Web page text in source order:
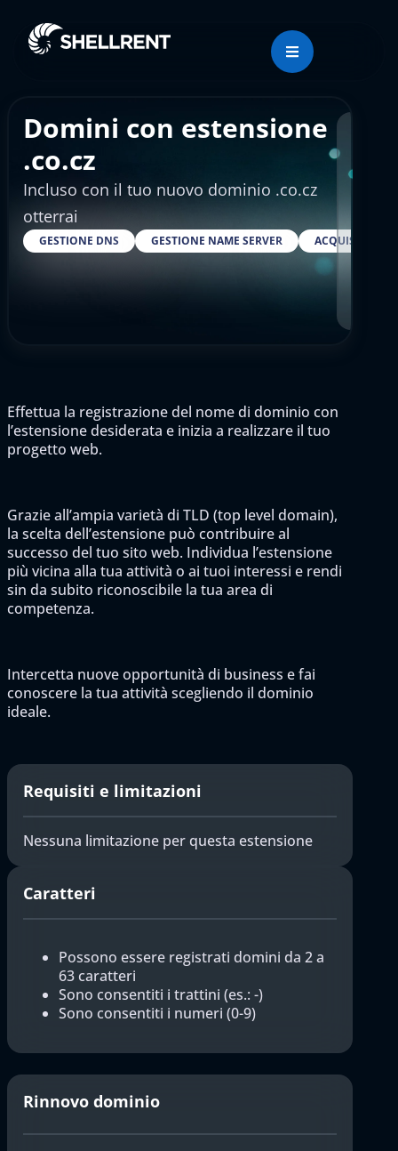
Domini con estensione
.co.cz
Incluso con il tuo nuovo dominio .co.cz
otterrai
GESTIONE DNS GESTIONE NAME SERVER ACQUISTARE
Effettua la registrazione del nome di dominio con
l’estensione desiderata e inizia a realizzare il tuo
progetto web.
Grazie all’ampia varietà di TLD (top level domain),
la scelta dell’estensione può contribuire al
successo del tuo sito web. Individua l’estensione
più vicina alla tua attività o ai tuoi interessi e rendi
sin da subito riconoscibile la tua area di
competenza.
Intercetta nuove opportunità di business e fai
conoscere la tua attività scegliendo il dominio
ideale.
Requisiti e limitazioni
Nessuna limitazione per questa estensione
Caratteri
Possono essere registrati domini da 2 a
63 caratteri
Sono consentiti i trattini (es.: -)
Sono consentiti i numeri (0-9)
Rinnovo dominio